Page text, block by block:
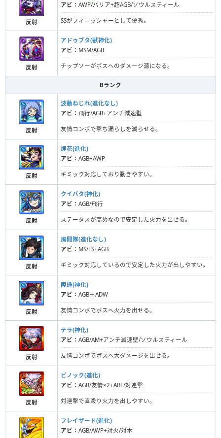
反射
アビ： AWP/バリア+超AGB/ソウルスティール
SSがフィニッシャーとして優秀。
反射
アドゥブタ(獣神化)
アビ： MSM/AGB
チップソーがボスへのダメージ源になる。
Bランク
反射
波動ねじれ(進化なし)
アビ： 飛行/AGB+アンチ減速壁
友情コンボで撃ち漏らしを減らせる。
反射
煙花(進化)
アビ： AGB+AWP
ギミック対応しており動きやすい。
反射
クイバタ(神化)
アビ： AGB/飛行
ステータスが高めなので安定した火力を出せる。
反射
風間隊(進化なし)
アビ： MS/LS+AGB
ギミック対応しているので安定した火力が出しやすい。
反射
陸遜(神化)
アビ： AGB＋ADW
友情コンボでボスへ火力を出せる。
反射
テラ(神化)
アビ： AGB/AM+アンチ減速壁/ソウルスティール
友情コンボでボスへ大ダメージを出せる。
反射
ピノック(進化)
アビ： AGB/友情×2+ABL/対連撃
対連撃で直殴り火力を出しやすい。
フレイザード(進化)
アビ： AGB/AWP+対火/対木